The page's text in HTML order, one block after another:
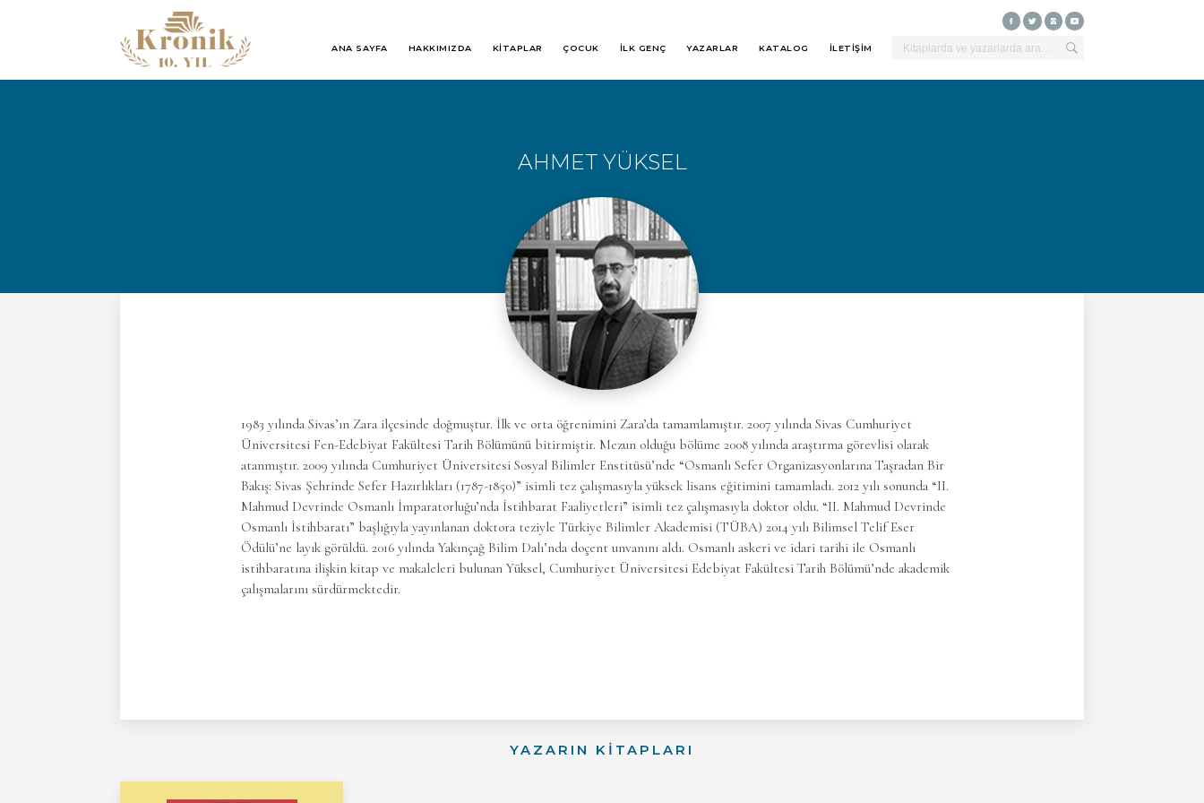
ANA SAYFA HAKKIMIZDA KİTAPLAR ÇOCUK İLK GENÇ YAZARLAR KATALOG İLETİŞİM
AHMET YÜKSEL
1983 yılında Sivas’ın Zara ilçesinde doğmuştur. İlk ve orta öğrenimini Zara’da tamamlamıştır. 2007 yılında Sivas Cumhuriyet
Üniversitesi Fen-Edebiyat Fakültesi Tarih Bölümünü bitirmiştir. Mezun olduğu bölüme 2008 yılında araştırma görevlisi olarak
atanmıştır. 2009 yılında Cumhuriyet Üniversitesi Sosyal Bilimler Enstitüsü’nde “Osmanlı Sefer Organizasyonlarına Taşradan Bir
Bakış: Sivas Şehrinde Sefer Hazırlıkları (1787-1850)” isimli tez çalışmasıyla yüksek lisans eğitimini tamamladı. 2012 yılı sonunda “II.
Mahmud Devrinde Osmanlı İmparatorluğu’nda İstihbarat Faaliyetleri” isimli tez çalışmasıyla doktor oldu. “II. Mahmud Devrinde
Osmanlı İstihbaratı” başlığıyla yayınlanan doktora teziyle Türkiye Bilimler Akademisi (TÜBA) 2014 yılı Bilimsel Telif Eser
Ödülü’ne layık görüldü. 2016 yılında Yakınçağ Bilim Dalı’nda doçent unvanını aldı. Osmanlı askeri ve idari tarihi ile Osmanlı
istihbaratına ilişkin kitap ve makaleleri bulunan Yüksel, Cumhuriyet Üniversitesi Edebiyat Fakültesi Tarih Bölümü’nde akademik
çalışmalarını sürdürmektedir.
YAZARIN KİTAPLARI